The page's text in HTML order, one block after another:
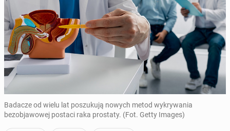
Badacze od wielu lat poszukują nowych metod wykrywania
bezobjawowej postaci raka prostaty. (Fot. Getty Images)